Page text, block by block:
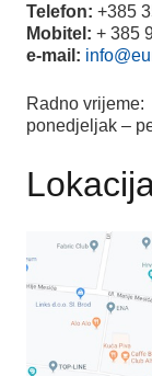
Telefon: +385
Mobitel: + 385
e-mail:
Radno vrijeme:
ponedjeljak –